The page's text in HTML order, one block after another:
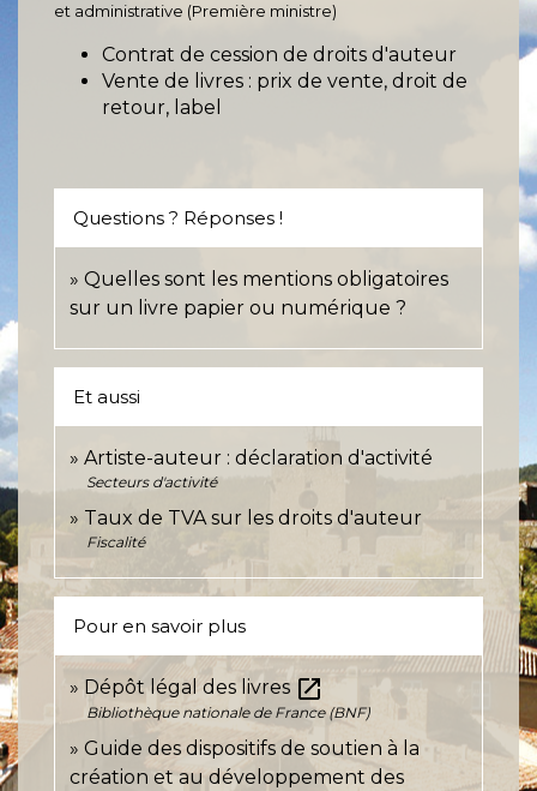
et administrative (Première ministre)
Contrat de cession de droits d'auteur
Vente de livres : prix de vente, droit de
retour, label
Questions ? Réponses !
Quelles sont les mentions obligatoires
sur un livre papier ou numérique ?
Et aussi
Artiste-auteur : déclaration d'activité
Secteurs d'activité
Taux de TVA sur les droits d'auteur
Fiscalité
Pour en savoir plus
Dépôt légal des livres open_in_new
Bibliothèque nationale de France (BNF)
Guide des dispositifs de soutien à la
création et au développement des